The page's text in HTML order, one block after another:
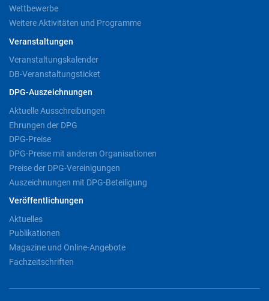
Wettbewerbe
Weitere Aktivitäten und Programme
Veranstaltungen
Veranstaltungskalender
DB-Veranstaltungsticket
DPG-Auszeichnungen
Aktuelle Ausschreibungen
Ehrungen der DPG
DPG-Preise
DPG-Preise mit anderen Organisationen
Preise der DPG-Vereinigungen
Auszeichnungen mit DPG-Beteiligung
Veröffentlichungen
Aktuelles
Publikationen
Magazine und Online-Angebote
Fachzeitschriften